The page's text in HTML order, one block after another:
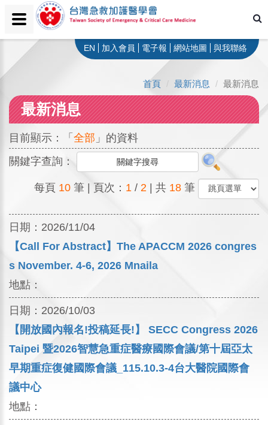
EN 加入會員 電子報 網站地圖 與我聯絡
首頁 最新消息 最新消息
最新消息
目前顯示：「 全部 」的資料
關鍵字查詢：
每頁 10 筆 | 頁次： 1 / 2 | 共 18 筆
日期： 2026/11/04
【Call For Abstract】The APACCM 2026 congres
s November. 4-6, 2026 Mnaila
地點：
日期： 2026/10/03
【開放國內報名!投稿延長!】 SECC Congress 2026
Taipei 暨2026智慧急重症醫療國際會議/第十屆亞太
早期重症復健國際會議_115.10.3-4台大醫院國際會
議中心
地點：